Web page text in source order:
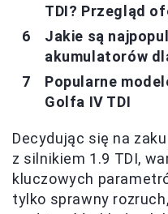
TDI? Przegląd
Jakie są
akumulatorów
Popularne
Golfa IV TDI
Decydując się na
z silnikiem 1.9 TDI,
kluczowych
tylko sprawny